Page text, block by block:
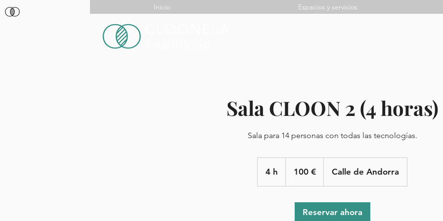
Inicio Espacios y servicios
Sala CLOON 2 (4 horas)
Sala para 14 personas con todas las tecnologías.
4 h 100 € Calle de Andorra
Reservar ahora